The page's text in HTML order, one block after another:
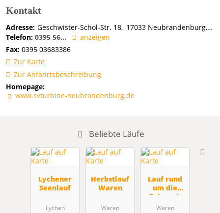
Kontakt
Adresse: Geschwister-Schol-Str. 18 17033 Neubrandenburg
Telefon: 0395 56...
anzeigen
Fax: 0395 03683386
Zur Karte
Zur Anfahrtsbeschreibung
Homepage:
www.svturbine-neubrandenburg.de
Beliebte Läufe
Lychener
Seenlauf
Lychen
Herbstlauf
Waren
Waren
Lauf rund
um die
Feisneck
Waren